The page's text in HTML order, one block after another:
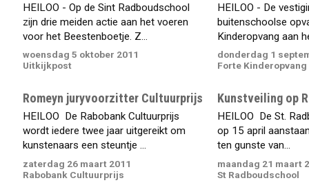
HEILOO - Op de Sint Radboudschool
zijn drie meiden actie aan het voeren
voor het Beestenboetje. Z...
woensdag 5 oktober 2011
Uitkijkpost
HEILOO - De
buitenschoolse
Kinderopvang aan
donderdag 1
Forte Kinderopvang
Romeyn juryvoorzitter Cultuurprijs
HEILOO  De Rabobank Cultuurprijs
wordt iedere twee jaar uitgereikt om
kunstenaars een steuntje ...
zaterdag 26 maart 2011
Rabobank Cultuurprijs
Kunstveiling op
HEILOO  De St.
op 15 april
ten gunste van...
maandag 21 maart
St Radboudschool